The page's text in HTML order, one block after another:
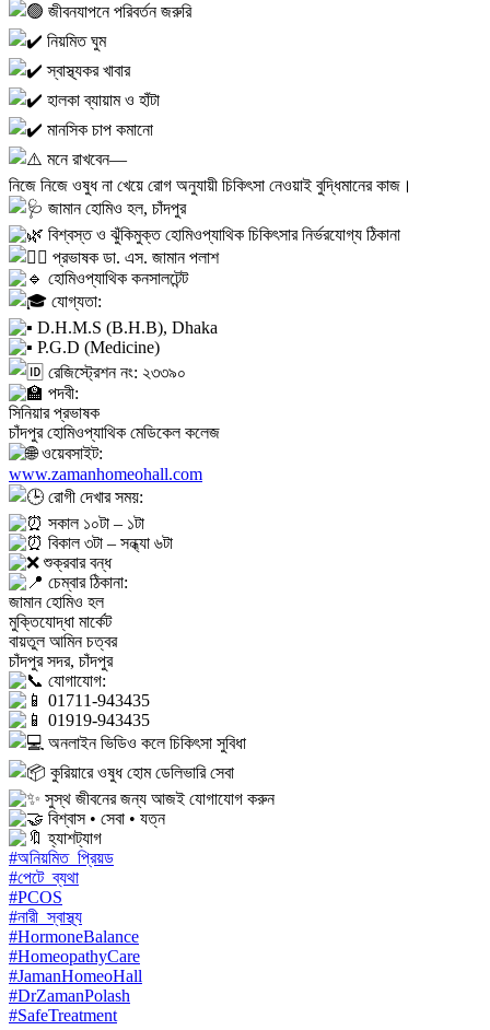
জীবনযাপনে পরিবর্তন জরুরি
নিয়মিত ঘুম
স্বাস্থ্যকর খাবার
হালকা ব্যায়াম ও হাঁটা
মানসিক চাপ কমানো
মনে রাখবেন—
নিজে নিজে ওষুধ না খেয়ে রোগ অনুযায়ী চিকিৎসা নেওয়াই বুদ্ধিমানের কাজ।
জামান হোমিও হল, চাঁদপুর
বিশ্বস্ত ও ঝুঁকিমুক্ত হোমিওপ্যাথিক চিকিৎসার নির্ভরযোগ্য ঠিকানা
প্রভাষক ডা. এস. জামান পলাশ
হোমিওপ্যাথিক কনসালটেন্ট
যোগ্যতা:
D.H.M.S (B.H.B), Dhaka
P.G.D (Medicine)
রেজিস্ট্রেশন নং: ২৩৩৯০
পদবী:
সিনিয়ার প্রভাষক
চাঁদপুর হোমিওপ্যাথিক মেডিকেল কলেজ
ওয়েবসাইট:
www.zamanhomeohall.com
রোগী দেখার সময়:
সকাল ১০টা – ১টা
বিকাল ৩টা – সন্ধ্যা ৬টা
শুক্রবার বন্ধ
চেম্বার ঠিকানা:
জামান হোমিও হল
মুক্তিযোদ্ধা মার্কেট
বায়তুল আমিন চত্বর
চাঁদপুর সদর, চাঁদপুর
যোগাযোগ:
01711-943435
01919-943435
অনলাইন ভিডিও কলে চিকিৎসা সুবিধা
কুরিয়ারে ওষুধ হোম ডেলিভারি সেবা
সুস্থ জীবনের জন্য আজই যোগাযোগ করুন
বিশ্বাস • সেবা • যত্ন
হ্যাশট্যাগ
#অনিয়মিত_প্রিয়ড
#পেটে_ব্যথা
#PCOS
#নারী_স্বাস্থ্য
#HormoneBalance
#HomeopathyCare
#JamanHomeoHall
#DrZamanPolash
#SafeTreatment